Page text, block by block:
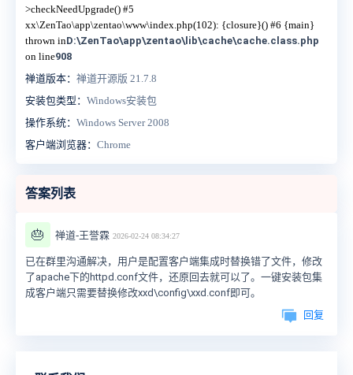
>checkNeedUpgrade() #5
xx\ZenTao\app\zentao\www\index.php(102): {closure}() #6 {main}
thrown inD:\ZenTao\app\zentao\lib\cache\cache.class.php
on line908
禅道版本： 禅道开源版 21.7.8
安装包类型： Windows安装包
操作系统： Windows Server 2008
客户端浏览器： Chrome
答案列表
🎂 禅道-王誉霖 2026-02-24 08:34:27
已在群里沟通解决，用户是配置客户端集成时替换错了文件，修改
了apache下的httpd.conf文件，还原回去就可以了。一键安装包集
成客户端只需要替换修改xxd\config\xxd.conf即可。
回复